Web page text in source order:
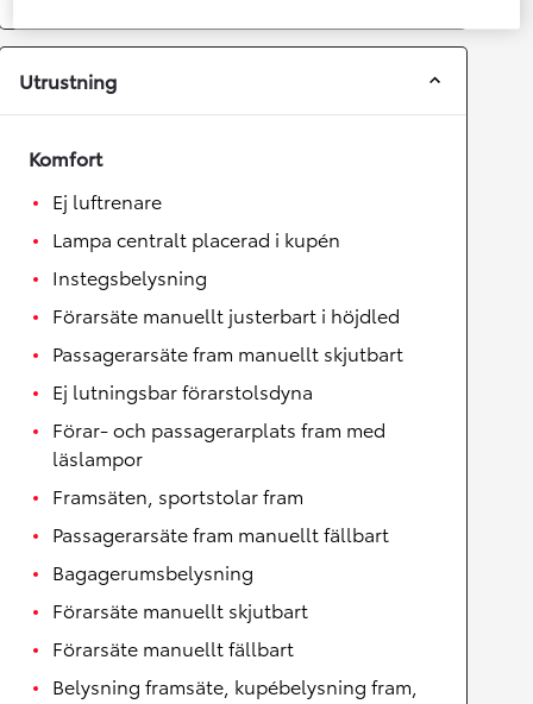
Utrustning
Komfort
Ej luftrenare
Lampa centralt placerad i kupén
Instegsbelysning
Förarsäte manuellt justerbart i höjdled
Passagerarsäte fram manuellt skjutbart
Ej lutningsbar förarstolsdyna
Förar- och passagerarplats fram med
läslampor
Framsäten, sportstolar fram
Passagerarsäte fram manuellt fällbart
Bagagerumsbelysning
Förarsäte manuellt skjutbart
Förarsäte manuellt fällbart
Belysning framsäte, kupébelysning fram,